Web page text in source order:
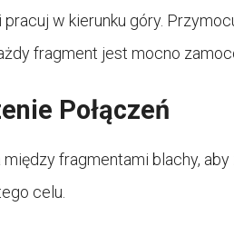
w kierunku góry.
fragment jest mocno
Połączeń
fragmentami blachy,
celu.